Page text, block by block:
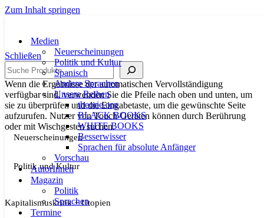
Zum Inhalt springen
Medien
Neuerscheinungen
Politik und Kultur
Spanisch
Andere Sprachen
Unsere Reihen
theorie.org
BLACK BOOKS
WHITE BOOKS
Besserwisser
Sprachen für absolute Anfänger
Vorschau
AutorInnen
Magazin
Politik
Sprachen
Termine
Schließen
Suche
Wenn die Ergebnisse der automatischen Vervollständigung
verfügbar sind, verwenden Sie die Pfeile nach oben und unten, um
sie zu überprüfen und die Eingabetaste, um die gewünschte Seite
aufzurufen. Nutzer von Touch-Geräten können durch Berührung
oder mit Wischgesten suchen.
Neuerscheinungen
Politik und Kultur
Kapitalismuskritik + Utopien